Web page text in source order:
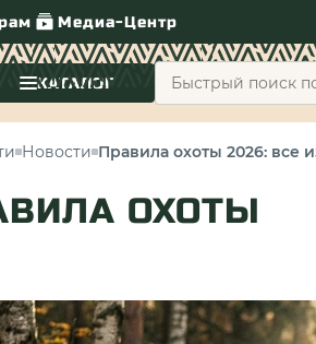
Медиа-Центр
КАТАЛОГ
Новости Правила охоты 2026: все
ОХОТЫ